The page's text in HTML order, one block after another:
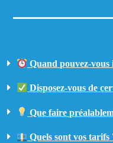
Quand pouvez-
Disposez-vous de
Que faire
Quels sont vos tarifs